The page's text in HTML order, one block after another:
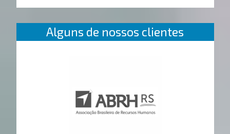
Alguns de nossos clientes